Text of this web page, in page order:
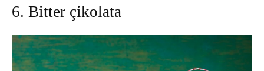
6. Bitter çikolata